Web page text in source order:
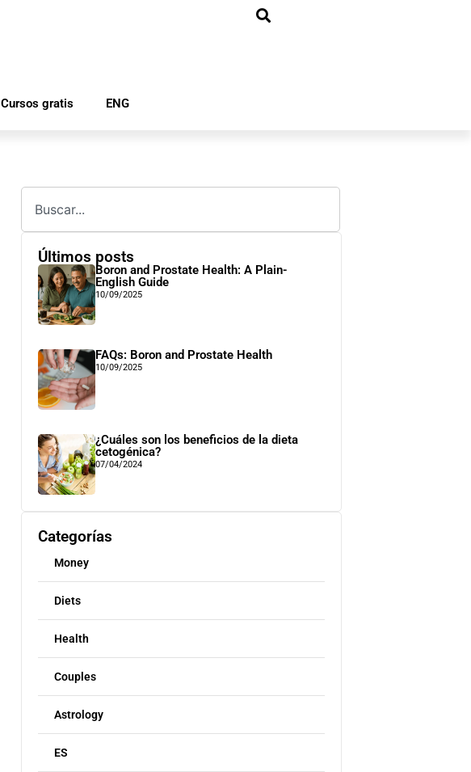
Cursos gratis ENG
Últimos posts
Boron and Prostate Health: A Plain-
English Guide
10/09/2025
FAQs: Boron and Prostate Health
10/09/2025
¿Cuáles son los beneficios de la dieta
cetogénica?
07/04/2024
Categorías
Money
Diets
Health
Couples
Astrology
ES